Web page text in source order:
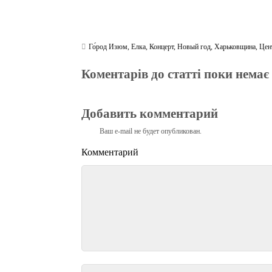
Го́род Изюм,Елка,Концерт,Новый год,Харьковщина,
Коментарів до статті поки немає
Добавить комментарий
Ваш e-mail не будет опубликован.
Комментарий